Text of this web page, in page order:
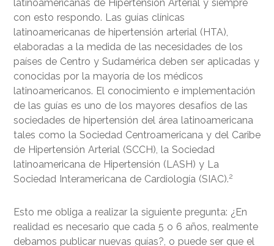
latinoamericanas de Hipertensión Arterial y siempre
con esto respondo. Las guías clínicas
latinoamericanas de hipertensión arterial (HTA),
elaboradas a la medida de las necesidades de los
países de Centro y Sudamérica deben ser aplicadas y
conocidas por la mayoría de los médicos
latinoamericanos. El conocimiento e implementación
de las guías es uno de los mayores desafíos de las
sociedades de hipertensión del área latinoamericana
tales como la Sociedad Centroamericana y del Caribe
de Hipertensión Arterial (SCCH), la Sociedad
latinoamericana de Hipertensión (LASH) y La
Sociedad Interamericana de Cardiología (SIAC).2
Esto me obliga a realizar la siguiente pregunta: ¿En
realidad es necesario que cada 5 o 6 años, realmente
debamos publicar nuevas guías?, o puede ser que el